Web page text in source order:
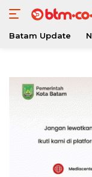
konten
Batam Update